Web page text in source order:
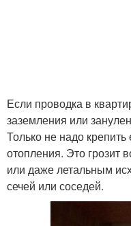
Если проводка в
заземления или
Только не надо
отопления. Это грозит
или даже летальным
сечей или соседей.